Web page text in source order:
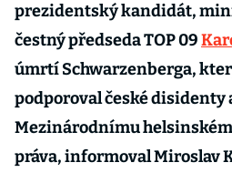
prezidentský kandidát,
čestný předseda TOP 09
úmrtí Schwarzenberga,
podporoval české disidenty
Mezinárodnímu
práva, informoval Miroslav